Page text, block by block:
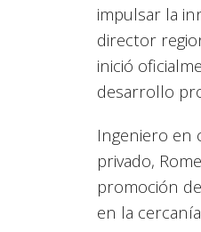
impulsar la
director
inició
desarrollo
Ingeniero en
privado,
promoción
en la